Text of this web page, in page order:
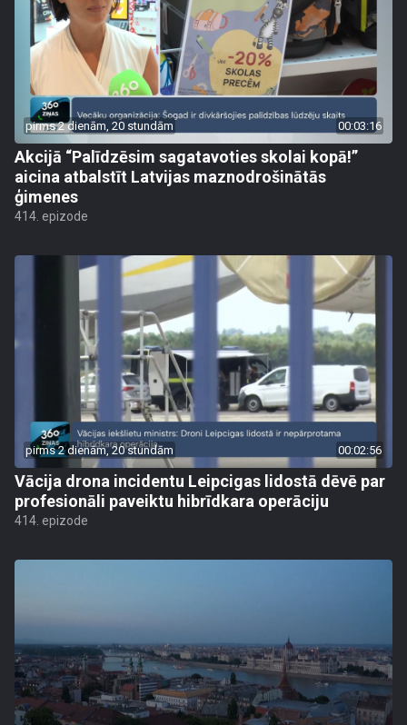
pirms 2 dienām, 20 stundām 00:03:16
Akcijā “Palīdzēsim sagatavoties skolai kopā!”
aicina atbalstīt Latvijas maznodrošinātās
ģimenes
414. epizode
pirms 2 dienām, 20 stundām 00:02:56
Vācija drona incidentu Leipcigas lidostā dēvē par
profesionāli paveiktu hibrīdkara operāciju
414. epizode